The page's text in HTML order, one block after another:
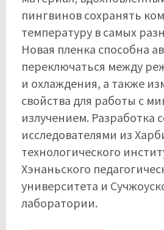
пингвинов сохранять
температуру в самых
Новая пленка способна
переключаться между
и охлаждения, а также
свойства для работы с
излучением. Разработка
исследователями из
технологического
Хэнаньского
университета и
лаборатории.